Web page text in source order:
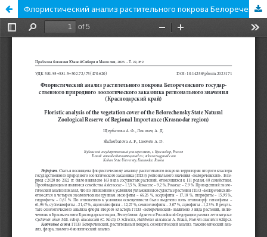
Флористический анализ растительного покрова Белореченского государственного природного зоологического заказника регионального значения (Краснодарский край)